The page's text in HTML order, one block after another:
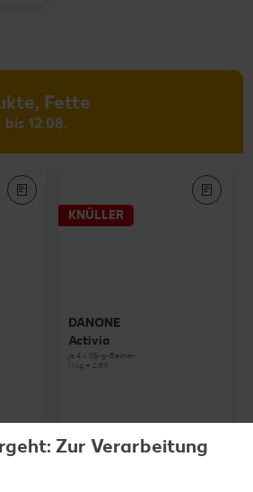
Fette
12.08.
KNÜLLER
DANONE
Activia
je 4 x 115-g-Becher
(1 kg = 2.81)
Zur Verarbeitung